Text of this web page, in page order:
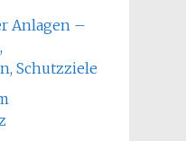
Anlagen –
Schutzziele